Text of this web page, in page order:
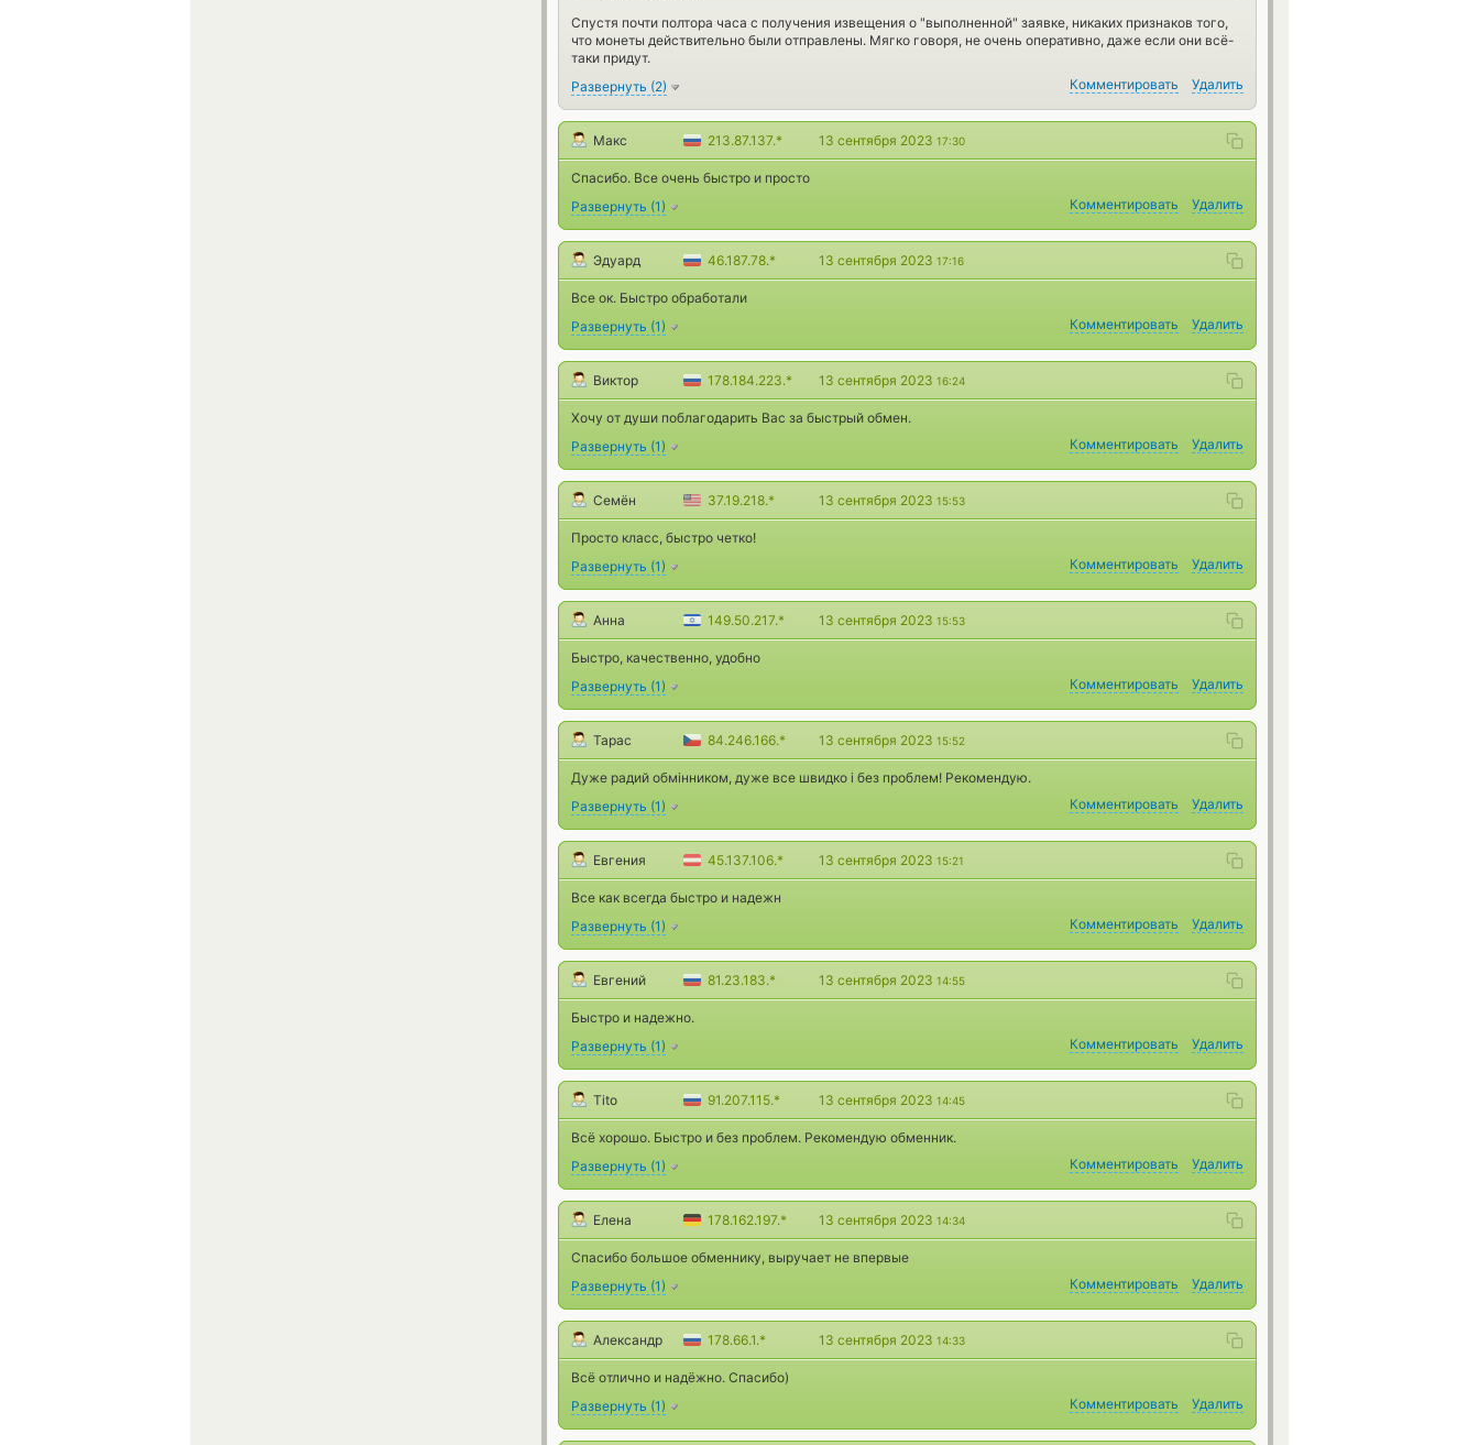
Спустя почти полтора часа с получения извещения о "выполненной" заявке, никаких признаков того,
что монеты действительно были отправлены. Мягко говоря, не очень оперативно, даже если они всё-
таки придут.
Развернуть (2) Комментировать Удалить
Макс 213.87.137.* 13 сентября 2023 17:30
Спасибо. Все очень быстро и просто
Развернуть (1) Комментировать Удалить
Эдуард 46.187.78.* 13 сентября 2023 17:16
Все ок. Быстро обработали
Развернуть (1) Комментировать Удалить
Виктор 178.184.223.* 13 сентября 2023 16:24
Хочу от души поблагодарить Вас за быстрый обмен.
Развернуть (1) Комментировать Удалить
Семён 37.19.218.* 13 сентября 2023 15:53
Просто класс, быстро четко!
Развернуть (1) Комментировать Удалить
Анна 149.50.217.* 13 сентября 2023 15:53
Быстро, качественно, удобно
Развернуть (1) Комментировать Удалить
Тарас 84.246.166.* 13 сентября 2023 15:52
Дуже радий обмінником, дуже все швидко і без проблем! Рекомендую.
Развернуть (1) Комментировать Удалить
Евгения 45.137.106.* 13 сентября 2023 15:21
Все как всегда быстро и надежн
Развернуть (1) Комментировать Удалить
Евгений 81.23.183.* 13 сентября 2023 14:55
Быстро и надежно.
Развернуть (1) Комментировать Удалить
Tito 91.207.115.* 13 сентября 2023 14:45
Всё хорошо. Быстро и без проблем. Рекомендую обменник.
Развернуть (1) Комментировать Удалить
Елена 178.162.197.* 13 сентября 2023 14:34
Спасибо большое обменнику, выручает не впервые
Развернуть (1) Комментировать Удалить
Александр 178.66.1.* 13 сентября 2023 14:33
Всё отлично и надёжно. Спасибо)
Развернуть (1) Комментировать Удалить